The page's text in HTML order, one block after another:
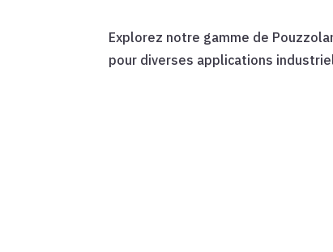
Explorez notre gamme de
pour diverses applications